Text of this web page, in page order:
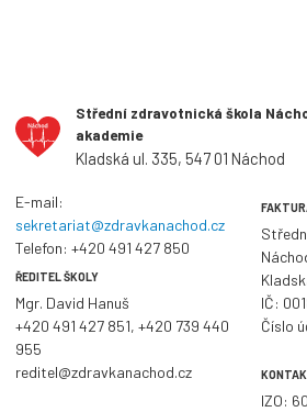
Střední zdravotnická škola
akademie
Kladská ul. 335, 547 01 Náchod
E-mail:
sekretariat@zdravkanachod.cz
Telefon: +420 491 427 850
ŘEDITEL ŠKOLY
Mgr. David Hanuš
+420 491 427 851, +420 739 440
955
reditel@zdravkanachod.cz
IČ:
Číslo
IZO: